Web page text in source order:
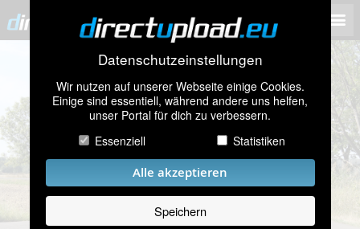
Datenschutzeinstellungen
Wir nutzen auf unserer Webseite einige Cookies.
Einige sind essentiell, während andere uns helfen,
unser Portal für dich zu verbessern.
Essenziell
Statistiken
Alle akzeptieren
Speichern